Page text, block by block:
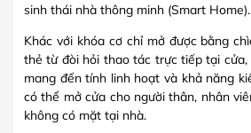
sinh thái nhà thông minh (Smart Home).
Khác với khóa cơ chỉ mở được bằng
thẻ từ đòi hỏi thao tác trực tiếp tại
mang đến tính linh hoạt và khả năng
có thể mở cửa cho người thân, nhân
không có mặt tại nhà.